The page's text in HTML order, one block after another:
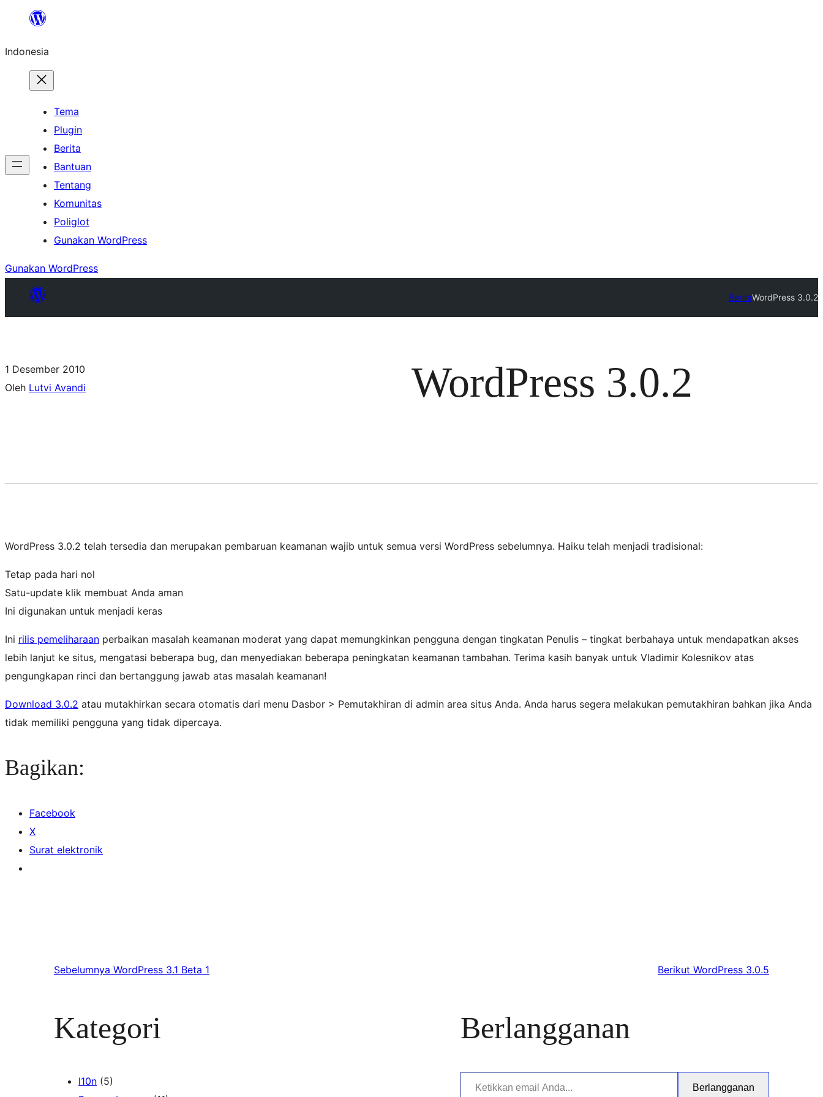
Indonesia
Tema
Plugin
Berita
Bantuan
Tentang
Komunitas
Poliglot
Gunakan WordPress
Gunakan WordPress
BeritaWordPress 3.0.2
1 Desember 2010
Oleh Lutvi Avandi WordPress 3.0.2
WordPress 3.0.2 telah tersedia dan merupakan pembaruan keamanan wajib untuk semua versi WordPress sebelumnya. Haiku telah menjadi tradisional:
Tetap pada hari nol
Satu-update klik membuat Anda aman
Ini digunakan untuk menjadi keras
Ini rilis pemeliharaan perbaikan masalah keamanan moderat yang dapat memungkinkan pengguna dengan tingkatan Penulis – tingkat berbahaya untuk mendapatkan akses
lebih lanjut ke situs, mengatasi beberapa bug, dan menyediakan beberapa peningkatan keamanan tambahan. Terima kasih banyak untuk Vladimir Kolesnikov atas
pengungkapan rinci dan bertanggung jawab atas masalah keamanan!
Download 3.0.2 atau mutakhirkan secara otomatis dari menu Dasbor > Pemutakhiran di admin area situs Anda. Anda harus segera melakukan pemutakhiran bahkan jika Anda
tidak memiliki pengguna yang tidak dipercaya.
Bagikan:
Facebook
X
Surat elektronik
Sebelumnya WordPress 3.1 Beta 1 Berikut WordPress 3.0.5
Kategori
l10n (5)
Berlangganan
Ketikkan email Anda…
Berlangganan